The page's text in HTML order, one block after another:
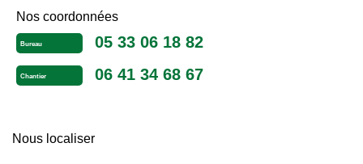
Nos coordonnées
Bureau 05 33 06 18 82
Chantier 06 41 34 68 67
Nous localiser